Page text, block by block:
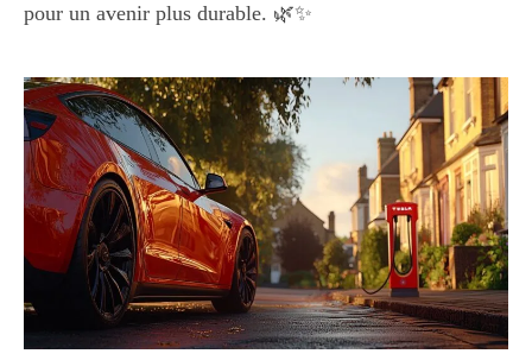
pour un avenir plus durable. 🌿✨